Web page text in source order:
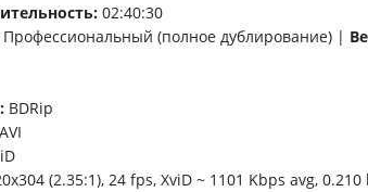
02:40:30
Профессиональный (полное дублирование) |
BDRip
AVI
(2.35:1), 24 fps, XviD ~ 1101 Kbps avg,